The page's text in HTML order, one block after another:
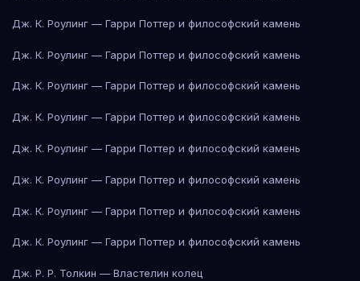
Дж. К. Роулинг — Гарри Поттер и философский камень
Дж. К. Роулинг — Гарри Поттер и философский камень
Дж. К. Роулинг — Гарри Поттер и философский камень
Дж. К. Роулинг — Гарри Поттер и философский камень
Дж. К. Роулинг — Гарри Поттер и философский камень
Дж. К. Роулинг — Гарри Поттер и философский камень
Дж. К. Роулинг — Гарри Поттер и философский камень
Дж. К. Роулинг — Гарри Поттер и философский камень
Дж. Р. Р. Толкин — Властелин колец